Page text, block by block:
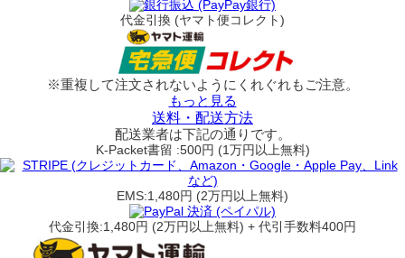
代金引換 (ヤマト便コレクト)
※重複して注文されないようにくれぐれもご注意。
もっと見る
送料・配送方法
配送業者は下記の通りです。
K-Packet書留 :500円 (1万円以上無料)
EMS:1,480円 (2万円以上無料)
代金引換:1,480円 (2万円以上無料) + 代引手数料400円